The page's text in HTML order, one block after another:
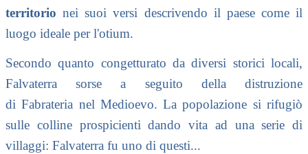
territorio nei suoi versi descrivendo il paese come il
luogo ideale per l'otium.
Secondo quanto congetturato da diversi storici locali,
Falvaterra sorse a seguito della distruzione
di Fabrateria nel Medioevo. La popolazione si rifugiò
sulle colline prospicienti dando vita ad una serie di
villaggi: Falvaterra fu uno di questi...